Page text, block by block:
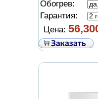
Обогрев:
Гарантия:
Цена: